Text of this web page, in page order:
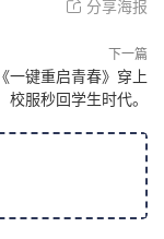
分享海报
下一篇
一键重启青春》穿上
校服秒回学生时代。